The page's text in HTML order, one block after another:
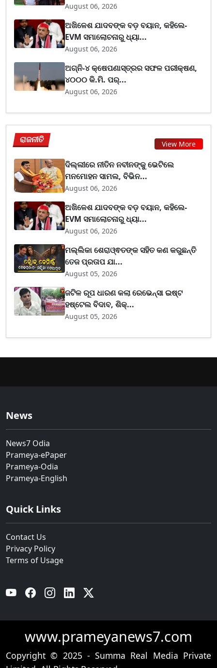
August 06, 2026
ଅଖିଳେଶ ଯାଦବଙ୍କ ବଡ଼ ବୟାନ, କହିଲେ-
EVM ସମାଲୋଚନାରୁ ଧ୍ୟା...
August 06, 2026
ଅଗ୍ନି-୪ କ୍ଷେପଣାସ୍ତ୍ରର ସଫଳ ପରୀକ୍ଷଣ,
୪୦୦୦ କି.ମି. ପର୍...
August 06, 2026
ରାଜନୀତି View More
ଦିଲ୍ଲୀରେ ନୀତିନ ନବୀନଙ୍କୁ ଭେଟିଲେ
ମନମୋହନ ସାମଲ, ବିଭିନ...
August 06, 2026
ଅଖିଳେଶ ଯାଦବଙ୍କ ବଡ଼ ବୟାନ, କହିଲେ-
EVM ସମାଲୋଚନାରୁ ଧ୍ୟା...
August 06, 2026
ମଲ୍ଲିକା ଶେରାଓ୍ଵତଙ୍କ ସହିତ କଣ କରୁଛନ୍ତି
ତେଜ ପ୍ରତାପ ଯା...
August 05, 2026
ଜଟିଳ ରୂପ ଧାରଣ କଲା ରେଭେନ୍ସା ଇଷ୍ଟ
ହଷ୍ଟେଲ ବିଦାବ, ଶିକ୍...
August 05, 2026
News
News7 Odia
Prameya-ePaper
Prameya-Odia
Prameya-English
Quick Links
Contact Us
Privacy Policy
Terms of Usage
YouTube Facebook Instagram Linkedin
www.prameyanews7.com
Copyright © 2025 - Summa Real Media Private